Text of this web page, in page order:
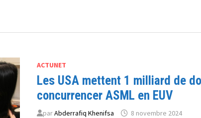
ACTUNET
Les USA mettent 1 milliard de
concurrencer ASML en EUV
parAbderrafiq Khenifsa 8 novembre 2024